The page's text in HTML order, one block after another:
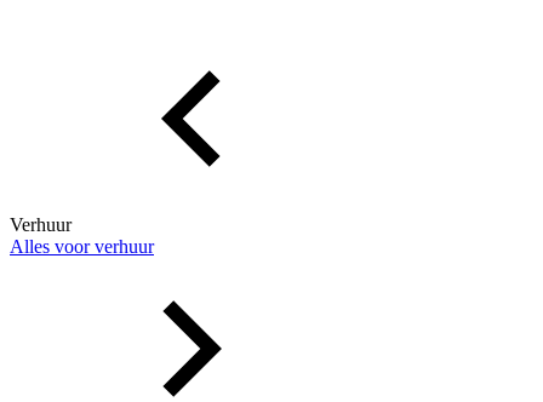
Verhuur
Alles voor verhuur